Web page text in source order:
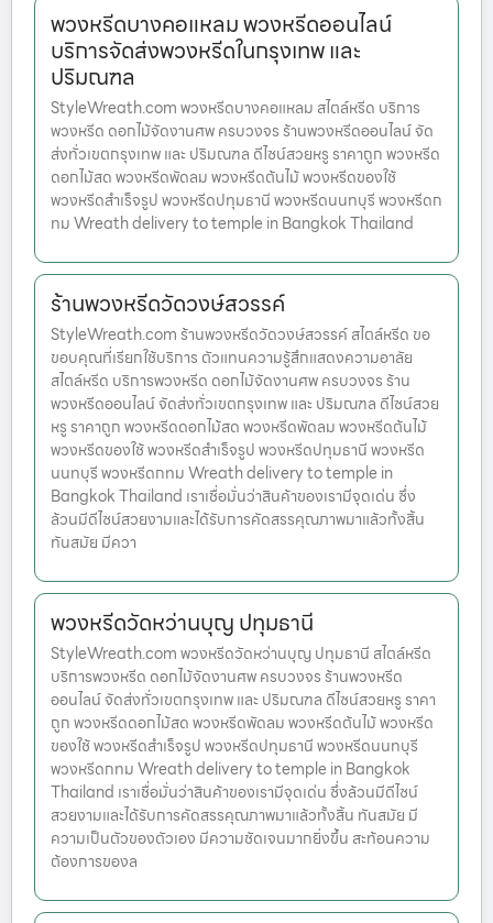
พวงหรีดบางคอแหลม พวงหรีดออนไลน์
บริการจัดส่งพวงหรีดในกรุงเทพ และ
ปริมณฑล
StyleWreath.com พวงหรีดบางคอแหลม สไตล์หรีด บริการ
พวงหรีด ดอกไม้จัดงานศพ ครบวงจร ร้านพวงหรีดออนไลน์ จัด
ส่งทั่วเขตกรุงเทพ และ ปริมณฑล ดีไซน์สวยหรู ราคาถูก พวงหรีด
ดอกไม้สด พวงหรีดพัดลม พวงหรีดต้นไม้ พวงหรีดของใช้
พวงหรีดสำเร็จรูป พวงหรีดปทุมธานี พวงหรีดนนทบุรี พวงหรีดก
ทม Wreath delivery to temple in Bangkok Thailand
ร้านพวงหรีดวัดวงษ์สวรรค์
StyleWreath.com ร้านพวงหรีดวัดวงษ์สวรรค์ สไตล์หรีด ขอ
ขอบคุณที่เรียกใช้บริการ ตัวแทนความรู้สึกแสดงความอาลัย
สไตล์หรีด บริการพวงหรีด ดอกไม้จัดงานศพ ครบวงจร ร้าน
พวงหรีดออนไลน์ จัดส่งทั่วเขตกรุงเทพ และ ปริมณฑล ดีไซน์สวย
หรู ราคาถูก พวงหรีดดอกไม้สด พวงหรีดพัดลม พวงหรีดต้นไม้
พวงหรีดของใช้ พวงหรีดสำเร็จรูป พวงหรีดปทุมธานี พวงหรีด
นนทบุรี พวงหรีดกทม Wreath delivery to temple in
Bangkok Thailand เราเชื่อมั่นว่าสินค้าของเรามีจุดเด่น ซึ่ง
ล้วนมีดีไซน์สวยงามและได้รับการคัดสรรคุณภาพมาแล้วทั้งสิ้น
ทันสมัย มีควา
พวงหรีดวัดหว่านบุญ ปทุมธานี
StyleWreath.com พวงหรีดวัดหว่านบุญ ปทุมธานี สไตล์หรีด
บริการพวงหรีด ดอกไม้จัดงานศพ ครบวงจร ร้านพวงหรีด
ออนไลน์ จัดส่งทั่วเขตกรุงเทพ และ ปริมณฑล ดีไซน์สวยหรู ราคา
ถูก พวงหรีดดอกไม้สด พวงหรีดพัดลม พวงหรีดต้นไม้ พวงหรีด
ของใช้ พวงหรีดสำเร็จรูป พวงหรีดปทุมธานี พวงหรีดนนทบุรี
พวงหรีดกทม Wreath delivery to temple in Bangkok
Thailand เราเชื่อมั่นว่าสินค้าของเรามีจุดเด่น ซึ่งล้วนมีดีไซน์
สวยงามและได้รับการคัดสรรคุณภาพมาแล้วทั้งสิ้น ทันสมัย มี
ความเป็นตัวของตัวเอง มีความชัดเจนมากยิ่งขึ้น สะท้อนความ
ต้องการของล